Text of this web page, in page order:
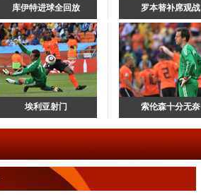
库伊特进球全回放 罗本替补席观战
埃利亚射门 索伦森十分无奈